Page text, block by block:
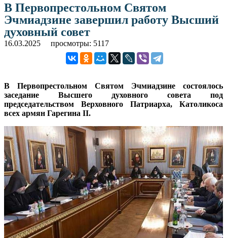
В Первопрестольном Святом
Эчмиадзине завершил работу Высший
духовный совет
16.03.2025 просмотры: 5117
В Первопрестольном Святом Эчмиадзине состоялось
заседание Высшего духовного совета под
председательством Верховного Патриарха, Католикоса
всех армян Гарегина II.